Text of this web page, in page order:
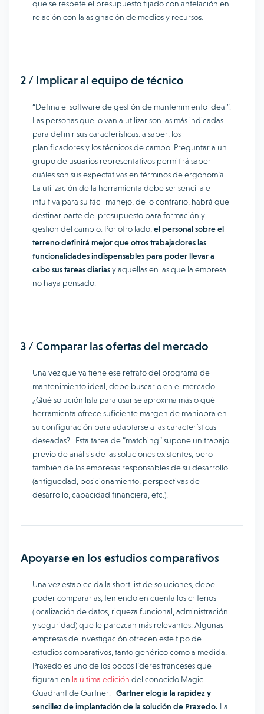
que se respete el presupuesto fijado con antelación en
relación con la asignación de medios y recursos.
2 / Implicar al equipo de técnico
“Defina el software de gestión de mantenimiento ideal”.
Las personas que lo van a utilizar son las más indicadas
para definir sus características: a saber, los
planificadores y los técnicos de campo. Preguntar a un
grupo de usuarios representativos permitirá saber
cuáles son sus expectativas en términos de ergonomía.
La utilización de la herramienta debe ser sencilla e
intuitiva para su fácil manejo, de lo contrario, habrá que
destinar parte del presupuesto para formación y
gestión del cambio. Por otro lado, el personal sobre el
terreno definirá mejor que otros trabajadores las
funcionalidades indispensables para poder llevar a
cabo sus tareas diariasy aquellas en las que la empresa
no haya pensado.
3 / Comparar las ofertas del mercado
Una vez que ya tiene ese retrato del programa de
mantenimiento ideal, debe buscarlo en el mercado.
¿Qué solución lista para usar se aproxima más o qué
herramienta ofrece suficiente margen de maniobra en
su configuración para adaptarse a las características
deseadas? Esta tarea de “matching” supone un trabajo
previo de análisis de las soluciones existentes, pero
también de las empresas responsables de su desarrollo
(antigüedad, posicionamiento, perspectivas de
desarrollo, capacidad financiera, etc.).
Apoyarse en los estudios comparativos
Una vez establecida la short list de soluciones, debe
poder compararlas, teniendo en cuenta los criterios
(localización de datos, riqueza funcional, administración
y seguridad) que le parezcan más relevantes. Algunas
empresas de investigación ofrecen este tipo de
estudios comparativos, tanto genérico como a medida.
Praxedo es uno de los pocos líderes franceses que
figuran en la última edición del conocido Magic
Quadrant de Gartner. Gartner elogia la rapidez y
sencillez de implantación de la solución de Praxedo. La